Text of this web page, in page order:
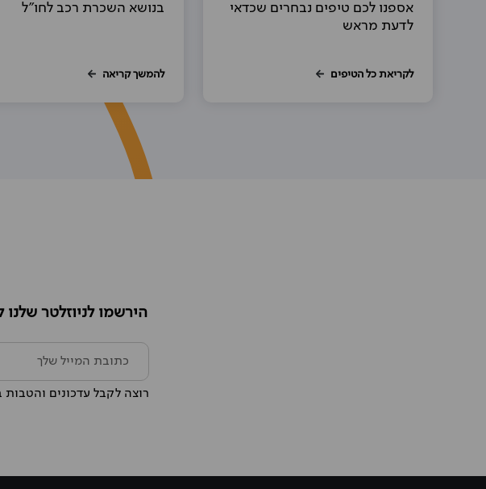
אספנו לכם טיפים נבחרים שכדאי
לדעת מראש
לקריאת כל הטיפים
בנושא השכרת רכב לחו"ל
להמשך קריאה
הירשמו לניוזלטר
רוצה לקבל עדכונים והטבות